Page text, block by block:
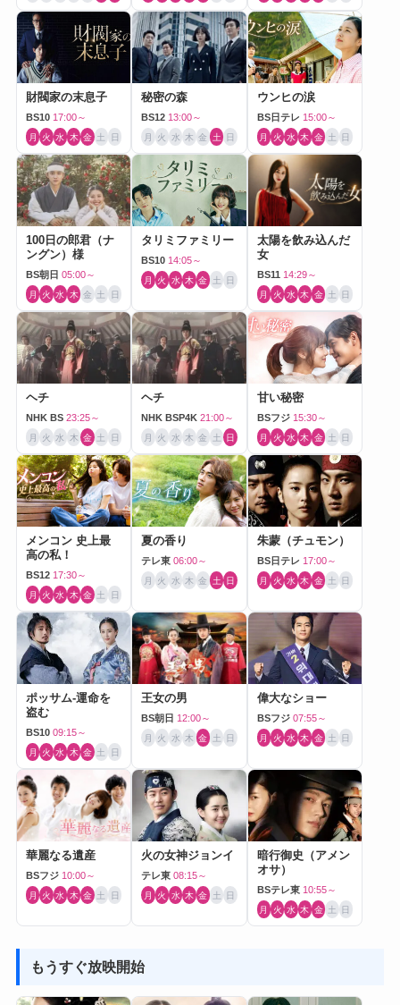
財閥家の末息子
BS10 17:00～
月 火 水 木 金 土 日
秘密の森
BS12 13:00～
月 火 水 木 金 土 日
ウンヒの涙
BS日テレ 15:00～
月 火 水 木 金 土 日
100日の郎君（ナ
ングン）様
BS朝日 05:00～
月 火 水 木 金 土 日
タリミファミリー
BS10 14:05～
月 火 水 木 金 土 日
太陽を飲み込んだ
女
BS11 14:29～
月 火 水 木 金 土 日
ヘチ
NHK BS 23:25～
月 火 水 木 金 土 日
ヘチ
NHK BSP4K 21:00～
月 火 水 木 金 土 日
甘い秘密
BSフジ 15:30～
月 火 水 木 金 土 日
メンコン 史上最
高の私！
BS12 17:30～
月 火 水 木 金 土 日
夏の香り
テレ東 06:00～
月 火 水 木 金 土 日
朱蒙（チュモン）
BS日テレ 17:00～
月 火 水 木 金 土 日
ポッサム-運命を
盗む
BS10 09:15～
月 火 水 木 金 土 日
王女の男
BS朝日 12:00～
月 火 水 木 金 土 日
偉大なショー
BSフジ 07:55～
月 火 水 木 金 土 日
華麗なる遺産
BSフジ 10:00～
月 火 水 木 金 土 日
火の女神ジョンイ
テレ東 08:15～
月 火 水 木 金 土 日
暗行御史（アメン
オサ）
BSテレ東 10:55～
月 火 水 木 金 土 日
もうすぐ放映開始